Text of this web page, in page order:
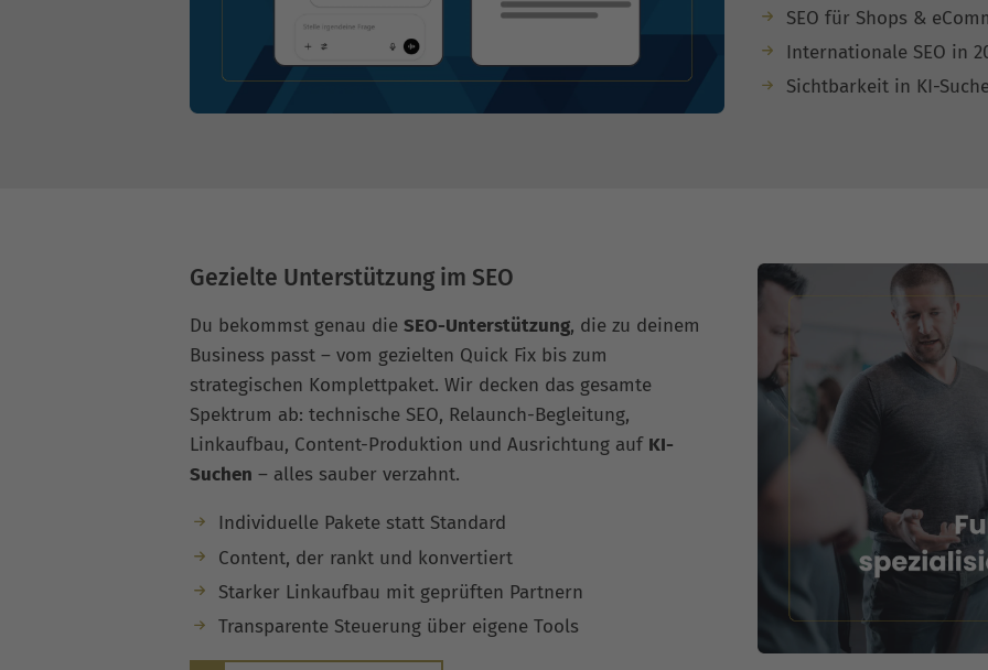
SEO für Shops &
Internationale SEO in
Sichtbarkeit in KI-
Gezielte Unterstützung im SEO
Du bekommst genau die SEO-Unterstützung, die zu deinem
Business passt – vom gezielten Quick Fix bis zum
strategischen Komplettpaket. Wir decken das gesamte
Spektrum ab: technische SEO, Relaunch-Begleitung,
Linkaufbau, Content-Produktion und Ausrichtung auf KI-
Suchen – alles sauber verzahnt.
Individuelle Pakete statt Standard
Content, der rankt und konvertiert
Starker Linkaufbau mit geprüften Partnern
Transparente Steuerung über eigene Tools